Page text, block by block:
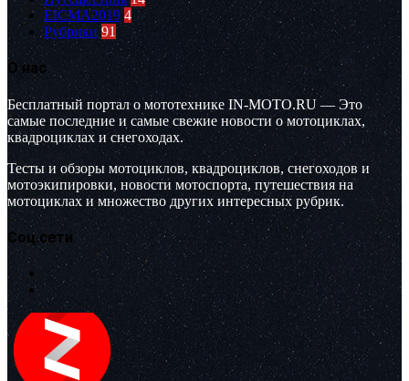
EICMA2019 4
Рубрики 91
О нас
Бесплатный портал о мототехнике IN-MOTO.RU — Это
самые последние и самые свежие новости о мотоциклах,
квадроциклах и снегоходах.
Тесты и обзоры мотоциклов, квадроциклов, снегоходов и
мотоэкипировки, новости мотоспорта, путешествия на
мотоциклах и множество других интересных рубрик.
Соц.сети